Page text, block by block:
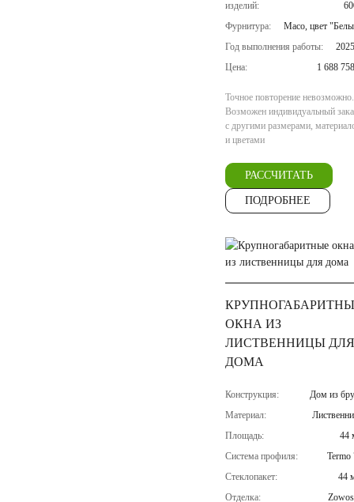
изделий:
Фурнитура:
Maco, цвет
Год выполнения работы:
Цена:
1 688
Точное повторение невозможно.
Возможен индивидуальный
с другими размерами,
и цветами
РАССЧИТАТЬ
ПОДРОБНЕЕ
ОКНА ИЗ
ЛИСТВЕННИЦЫ ДЛЯ
ДОМА
Конструкция:
Дом из
Материал:
Площадь:
44
Система профиля:
Termo
Стеклопакет:
44
Отделка: